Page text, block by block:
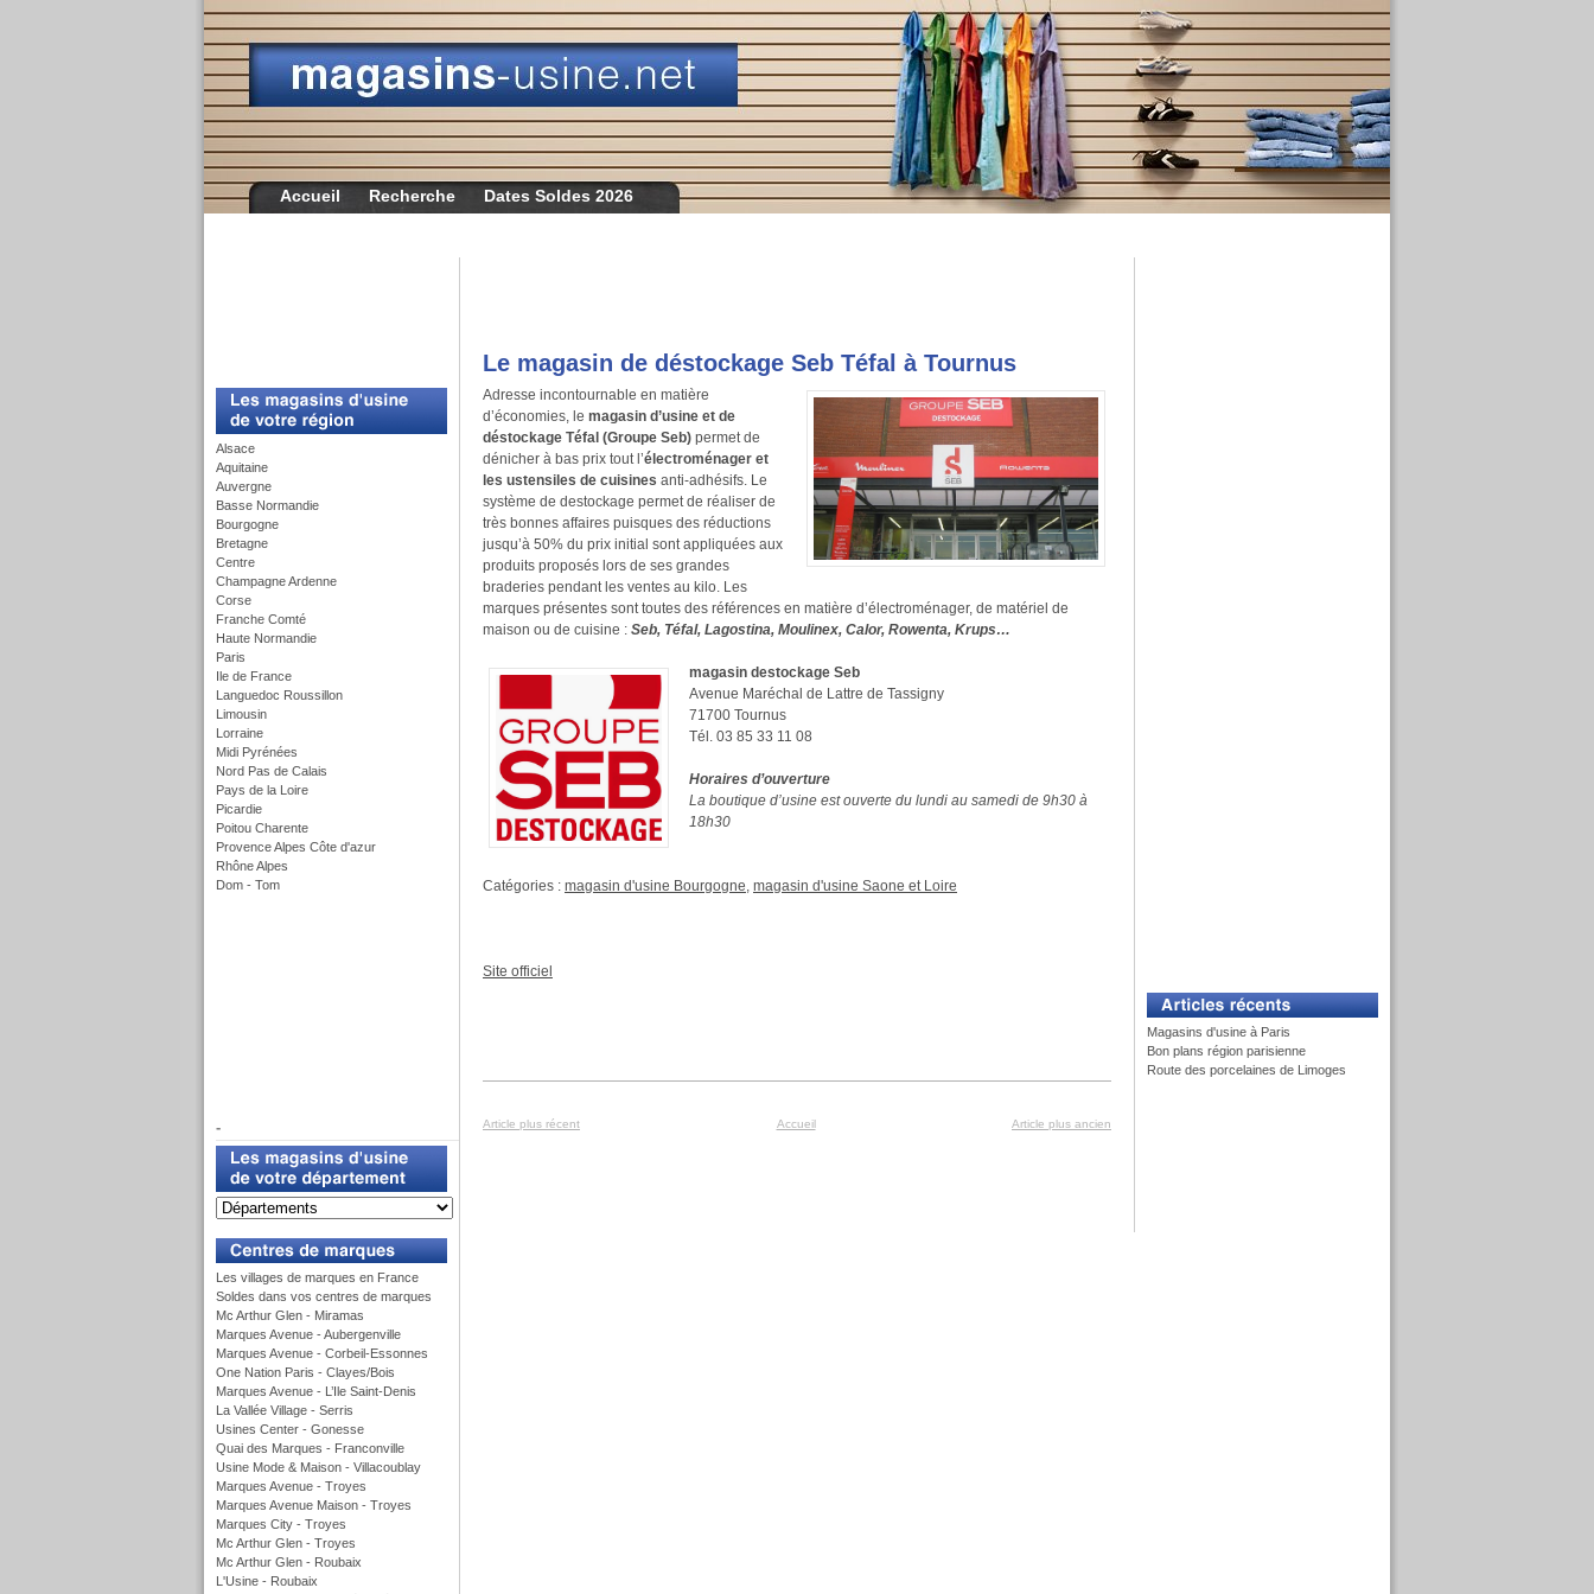
Accueil Recherche Dates Soldes 2026
Alsace
Aquitaine
Auvergne
Basse Normandie
Bourgogne
Bretagne
Centre
Champagne Ardenne
Corse
Franche Comté
Haute Normandie
Paris
Ile de France
Languedoc Roussillon
Limousin
Lorraine
Midi Pyrénées
Nord Pas de Calais
Pays de la Loire
Picardie
Poitou Charente
Provence Alpes Côte d'azur
Rhône Alpes
Dom - Tom
-
Les villages de marques en France
Soldes dans vos centres de marques
Mc Arthur Glen - Miramas
Marques Avenue - Aubergenville
Marques Avenue - Corbeil-Essonnes
One Nation Paris - Clayes/Bois
Marques Avenue - L’Ile Saint-Denis
La Vallée Village - Serris
Usines Center - Gonesse
Quai des Marques - Franconville
Usine Mode & Maison - Villacoublay
Marques Avenue - Troyes
Marques Avenue Maison - Troyes
Marques City - Troyes
Mc Arthur Glen - Troyes
Mc Arthur Glen - Roubaix
L'Usine - Roubaix
Le magasin de déstockage Seb Téfal à Tournus
Adresse incontournable en matière
d’économies, le magasin d’usine et de
déstockage Téfal (Groupe Seb) permet de
dénicher à bas prix tout l’électroménager et
les ustensiles de cuisines anti-adhésifs. Le
système de destockage permet de réaliser de
très bonnes affaires puisques des réductions
jusqu’à 50% du prix initial sont appliquées aux
produits proposés lors de ses grandes
braderies pendant les ventes au kilo. Les
marques présentes sont toutes des références en matière d’électroménager, de matériel de
maison ou de cuisine : Seb, Téfal, Lagostina, Moulinex, Calor, Rowenta, Krups…
magasin destockage Seb
Avenue Maréchal de Lattre de Tassigny
71700 Tournus
Tél. 03 85 33 11 08
Horaires d’ouverture
La boutique d’usine est ouverte du lundi au samedi de 9h30 à
18h30
Catégories : magasin d'usine Bourgogne magasin d'usine Saone et Loire
Site officiel
Article plus récent Article plus ancien
Accueil
Magasins d'usine à Paris
Bon plans région parisienne
Route des porcelaines de Limoges